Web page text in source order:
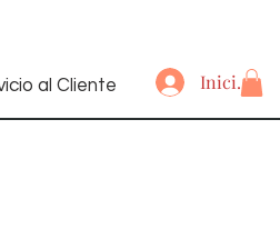
al Cliente Iniciar